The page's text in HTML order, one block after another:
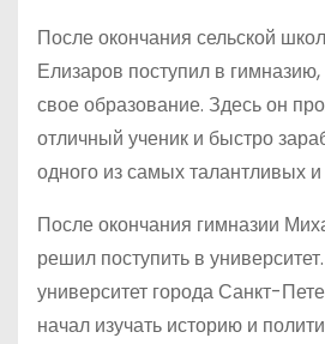
После окончания сельской
Елизаров поступил в
свое образование. Здесь он
отличный ученик и быстро
одного из самых талантливых
После окончания гимназии
решил поступить в
университет города Санкт-
начал изучать историю и